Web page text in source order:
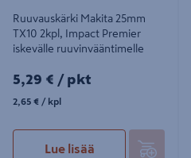
Ruuvauskärki Makita 25mm
TX10 2kpl, Impact Premier
iskevälle ruuvinvääntimelle
5,29€/pkt
5,29 € / pkt
2,65€/kpl
2,65 € / kpl
Lue lisää